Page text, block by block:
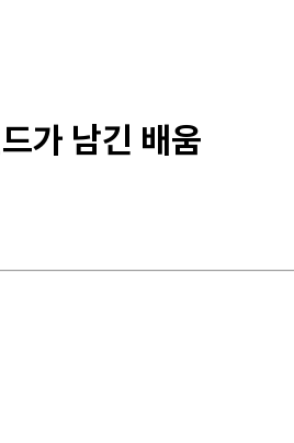
가 남긴 배움